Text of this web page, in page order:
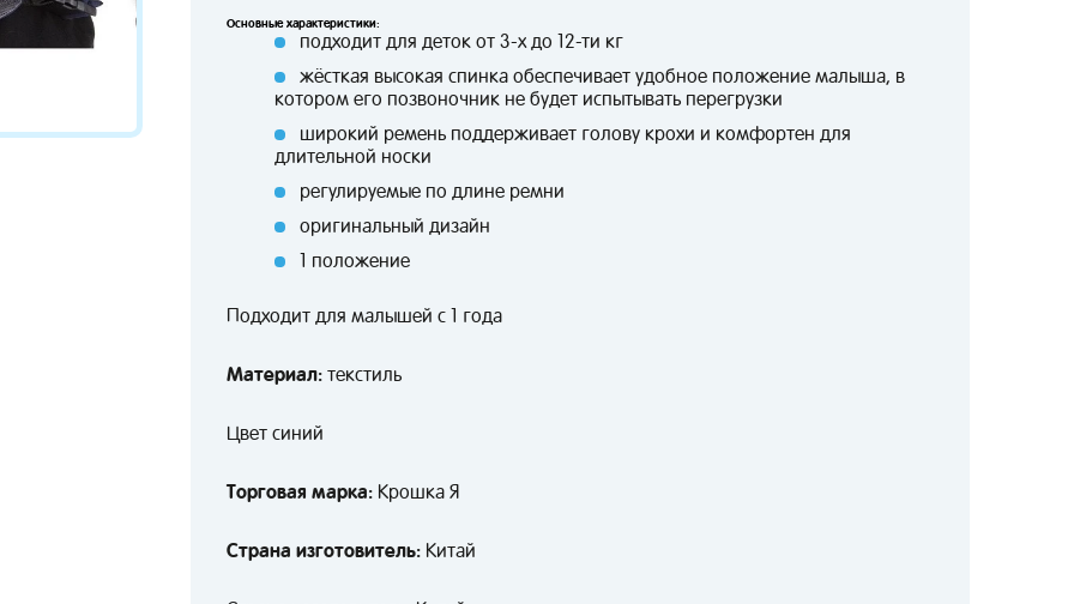
Основные характеристики:
подходит для деток от 3-х до 12-ти кг
жёсткая высокая спинка обеспечивает удобное положение малыша, в
котором его позвоночник не будет испытывать перегрузки
широкий ремень поддерживает голову крохи и комфортен для
длительной носки
регулируемые по длине ремни
оригинальный дизайн
1 положение
Подходит для малышей с 1 года
Материал: текстиль
Цвет синий
Торговая марка: Крошка Я
Страна изготовитель: Китай